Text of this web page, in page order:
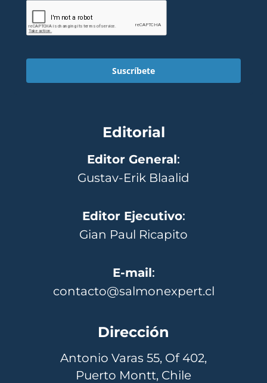
Suscríbete
Editorial
Editor General:
Gustav-Erik Blaalid
Editor Ejecutivo:
Gian Paul Ricapito
E-mail:
contacto@salmonexpert.cl
Dirección
Antonio Varas 55, Of 402,
Puerto Montt, Chile